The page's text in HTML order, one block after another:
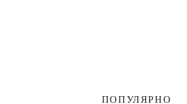
ПОПУЛЯРНО